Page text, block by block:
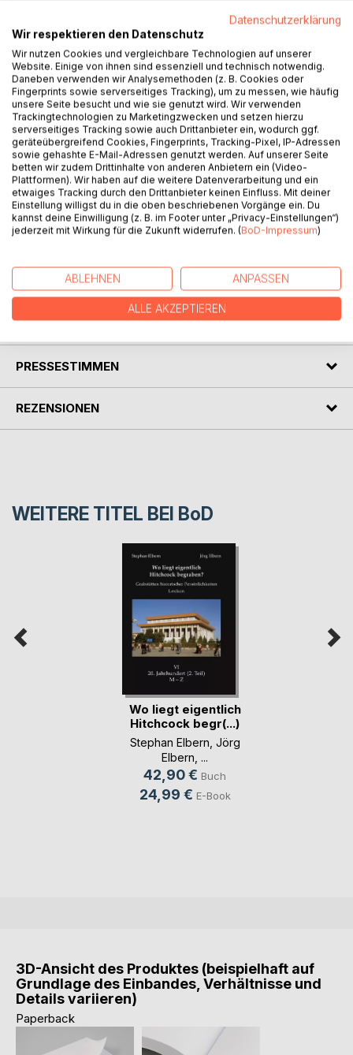
BESCHREIBUNG
Durch den Golfstrom getrieben, gelangen einige Proto-
Indianer aus dem Stamm der Schlangensöhne nach Gallien,
von dort nach Rom. Hier erlebt ihr Anführer Kriegsadler eine
leidenschaftliche Aff äre mit der schönen Clodia, der Gattin
eines einflußreichen Senators. Der betrogene Ehemann
plant eine grausame Rache...
Geschickt verbindet der Roman die abenteuerlichen
Geschehnisse mit der Begegnung zweier höchst
römischen Imperiums.
AUTOR/IN
PRESSESTIMMEN
REZENSIONEN
WEITERE TITEL BEI BoD
Wo liegt eigentlich
Hitchcock begr(...)
Stephan Elbern Jörg
Elbern , ...
42,90 € Buch
24,99 € E-Book
3D-Ansicht des Produktes (beispielhaft auf
Grundlage des Einbandes, Verhältnisse und
Details variieren)
Paperback
Datenschutzerklärung
Wir respektieren den Datenschutz
Wir nutzen Cookies und vergleichbare Technologien auf unserer
Website. Einige von ihnen sind essenziell und technisch notwendig.
Daneben verwenden wir Analysemethoden (z. B. Cookies oder
Fingerprints sowie serverseitiges Tracking), um zu messen, wie häufig
unsere Seite besucht und wie sie genutzt wird. Wir verwenden
Trackingtechnologien zu Marketingzwecken und setzen hierzu
serverseitiges Tracking sowie auch Drittanbieter ein, wodurch ggf.
geräteübergreifend Cookies, Fingerprints, Tracking-Pixel, IP-Adressen
sowie gehashte E-Mail-Adressen genutzt werden. Auf unserer Seite
betten wir zudem Drittinhalte von anderen Anbietern ein (Video-
Plattformen). Wir haben auf die weitere Datenverarbeitung und ein
etwaiges Tracking durch den Drittanbieter keinen Einfluss. Mit deiner
Einstellung willigst du in die oben beschriebenen Vorgänge ein. Du
kannst deine Einwilligung (z. B. im Footer unter „Privacy-Einstellungen“)
jederzeit mit Wirkung für die Zukunft widerrufen. (BoD-Impressum)
ABLEHNEN ANPASSEN
ALLE AKZEPTIEREN